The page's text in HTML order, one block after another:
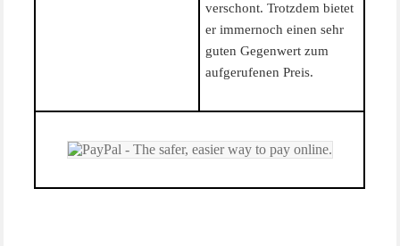
verschont. Trotzdem bietet
er immernoch einen sehr
guten Gegenwert zum
aufgerufenen Preis.